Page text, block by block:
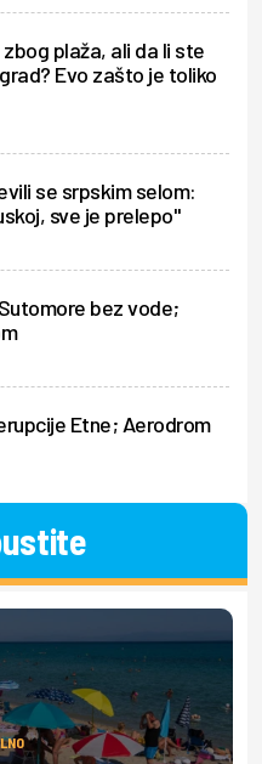
plaža, ali da li ste
Evo zašto je toliko
se srpskim selom:
sve je prelepo"
bez vode;
Etne; Aerodrom